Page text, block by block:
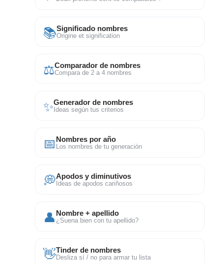
📚Significado nombres
Origine et signification
⚖Comparador de nombres
Compara de 2 a 4 nombres
✨Generador de nombres
Ideas según tus criterios
📅 Nombres por año
Los nombres de tu generación
💭Apodos y diminutivos
Ideas de apodos cariñosos
👤 Nombre + apellido
¿Suena bien con tu apellido?
👋Tinder de nombres
Desliza sí / no para armar tu lista